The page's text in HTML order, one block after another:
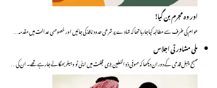
اور وہ مجرم بن گیا!
عوام کی طرف سے مطالبہ کیاجارہا تھا کہ شادے پر شرعی حدود نافذ کی جائیں اور خصوصی عدالت میں مقدمہ…
ملی مشاورتی اجلاس
صبح چہل قدمی کے دوران دیکھا کہ صوفی ذوالنعلین بڑی عجلت میں اپنی ٹو وہیلر بھگائے جارہے تھے۔ ان کی…